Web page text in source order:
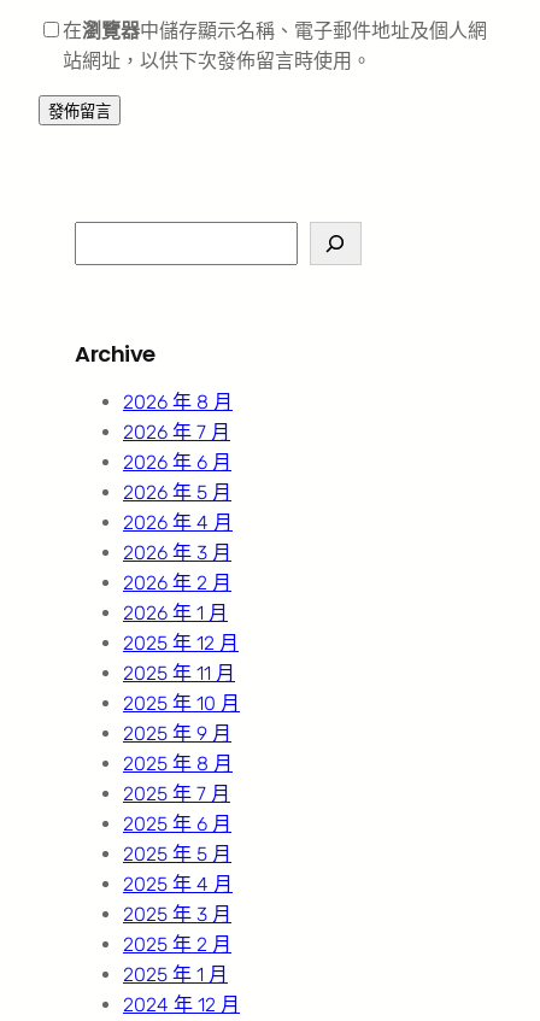
在瀏覽器中儲存顯示名稱、電子郵件地址及個人網
站網址，以供下次發佈留言時使用。
e
c
Archive
2026 年 8 月
2026 年 7 月
2026 年 6 月
2026 年 5 月
2026 年 4 月
2026 年 3 月
2026 年 2 月
2026 年 1 月
2025 年 12 月
2025 年 11 月
2025 年 10 月
2025 年 9 月
2025 年 8 月
2025 年 7 月
2025 年 6 月
2025 年 5 月
2025 年 4 月
2025 年 3 月
2025 年 2 月
2025 年 1 月
2024 年 12 月